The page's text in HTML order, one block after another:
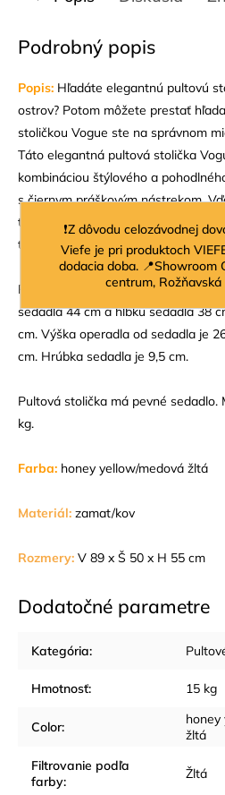
❗Z dôvodu celozávodnej
Viefe je pri produktoch
dodacia doba. 📍Showroom
centrum,
Podrobný popis
Popis: Hľadáte elegantnú pultovú
ostrov? Potom môžete prestať
stoličkou Vogue ste na správnom
Táto elegantná pultová stolička
kombináciou štýlového a
s čiernym práškovým nástrekom.
tvarom v kombinácii s mäkkou a
táto pultová stolička klenotom pre
Pultová stolička Vogue 65 cm má
sedadla 44 cm a hĺbku sedadla 38
cm. Výška operadla od sedadla je
cm. Hrúbka sedadla je 9,5 cm.
Pultová stolička má pevné sedadlo.
kg.
Farba: honey yellow/medová žltá
Materiál: zamat/kov
Rozmery: V 89 x Š 50 x H 55 cm
Dodatočné parametre
Kategória:
Hmotnosť: 15 kg
Color:
honey
žltá
Filtrovanie podľa
farby: Žltá